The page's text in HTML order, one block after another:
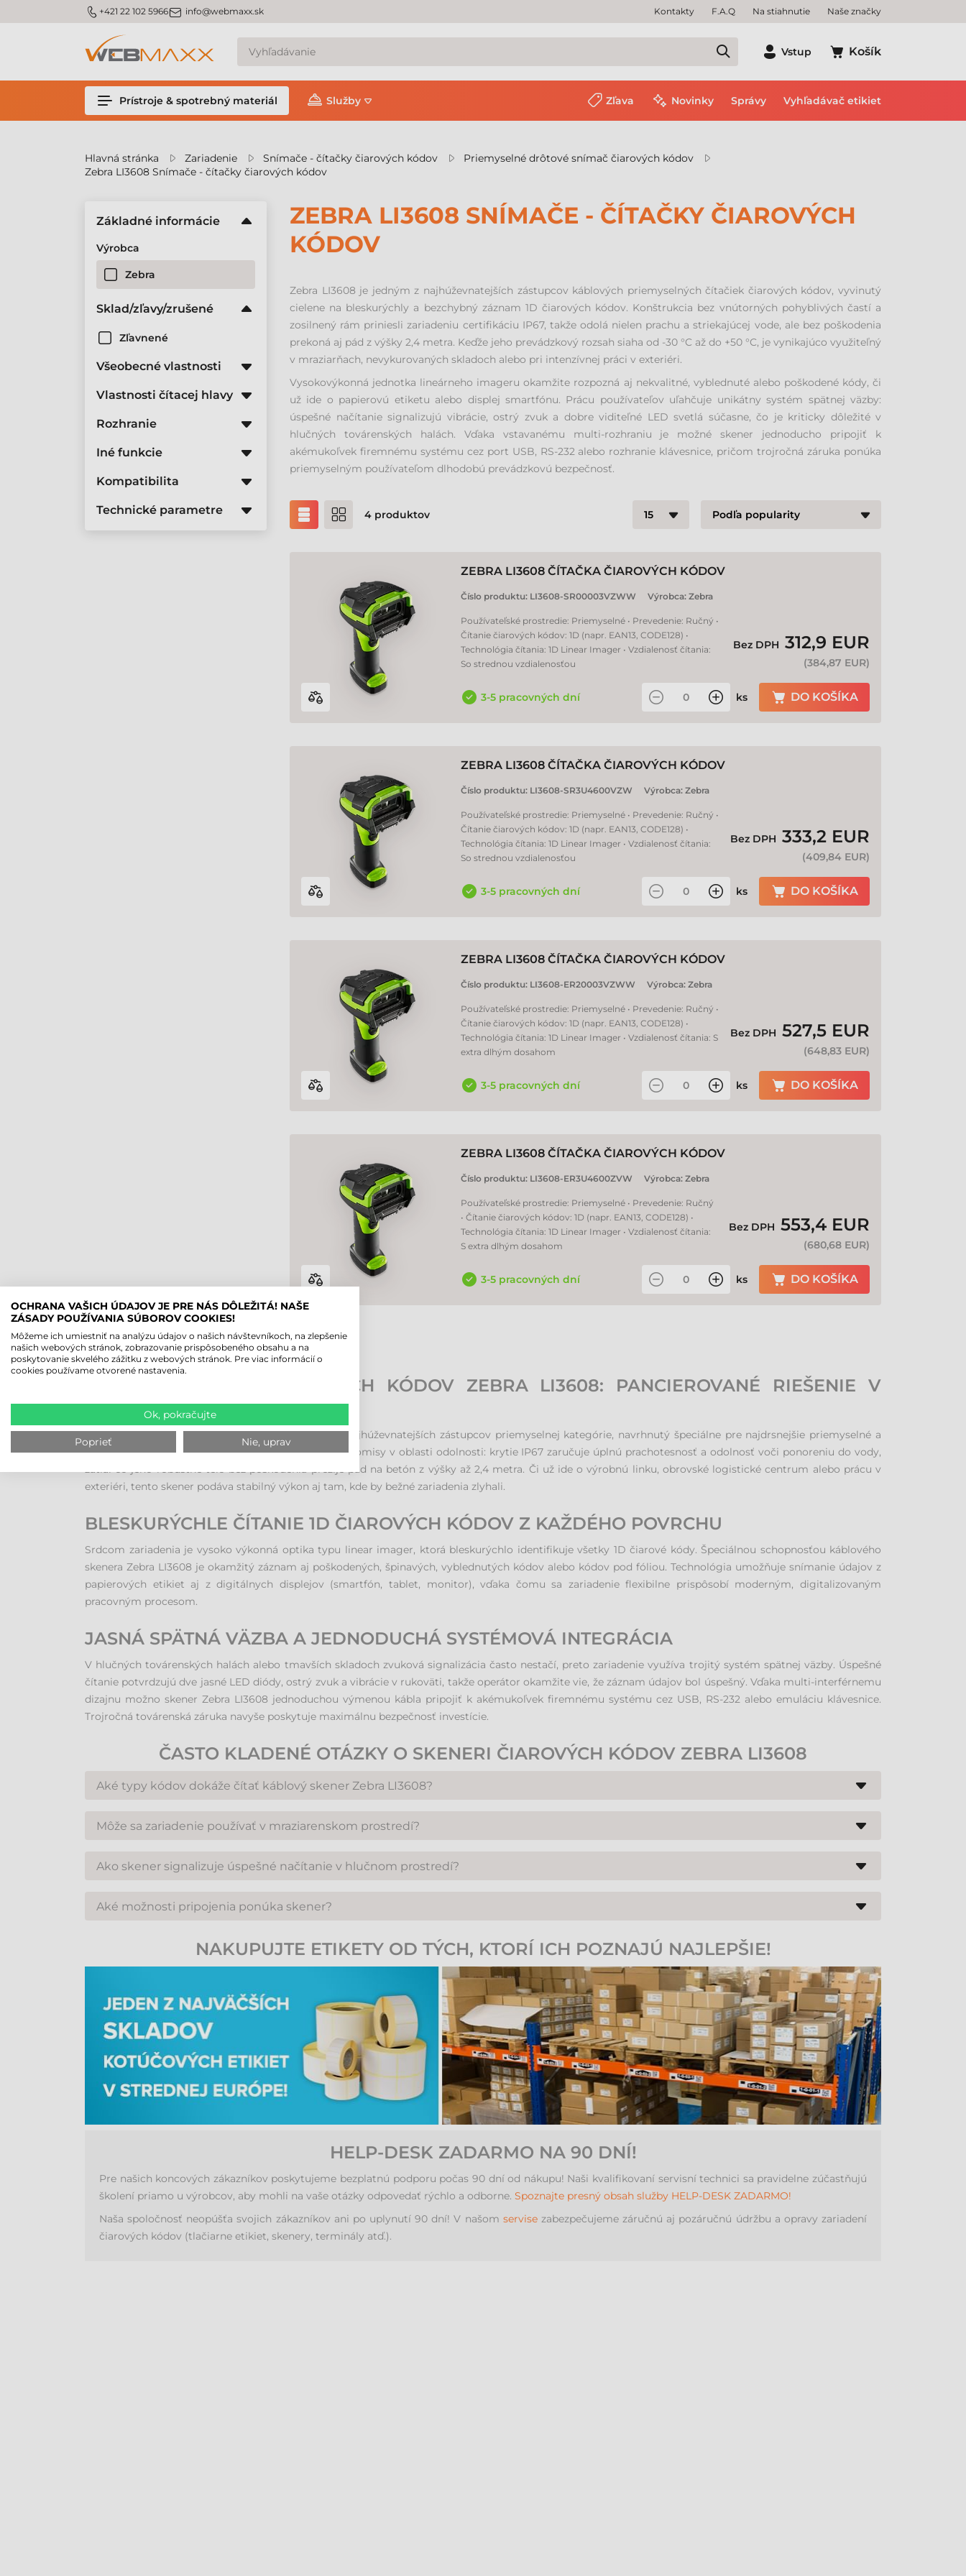
m_phone +421 22 102 5966m_email info@webmaxx.sk Kontakty F.A.Q Na stiahnutie Naše značky
Vstup Košík
Prístroje & spotrebný materiál Služby Zľava Novinky Správy Vyhľadávač etikiet
Hlavná stránka Zariadenie Snímače - čítačky čiarových kódov
Priemyselné drôtové snímač čiarových kódov
Zebra LI3608 Snímače - čítačky čiarových kódov
ZEBRA LI3608 SNÍMAČE - ČÍTAČKY ČIAROVÝCH
KÓDOV
Zebra LI3608 je jedným z najhúževnatejších zástupcov káblových priemyselných čítačiek čiarových kódov, vyvinutý
cielene na bleskurýchly a bezchybný záznam 1D čiarových kódov. Konštrukcia bez vnútorných pohyblivých častí a
zosilnený rám priniesli zariadeniu certifikáciu IP67, takže odolá nielen prachu a striekajúcej vode, ale bez poškodenia
prekoná aj pád z výšky 2,4 metra. Keďže jeho prevádzkový rozsah siaha od -30 °C až do +50 °C, je vynikajúco využiteľný
v mraziarňach, nevykurovaných skladoch alebo pri intenzívnej práci v exteriéri.
Vysokovýkonná jednotka lineárneho imageru okamžite rozpozná aj nekvalitné, vyblednuté alebo poškodené kódy, či
už ide o papierovú etiketu alebo displej smartfónu. Prácu používateľov uľahčuje unikátny systém spätnej väzby:
úspešné načítanie signalizujú vibrácie, ostrý zvuk a dobre viditeľné LED svetlá súčasne, čo je kriticky dôležité v
hlučných továrenských halách. Vďaka vstavanému multi-rozhraniu je možné skener jednoducho pripojiť k
akémukoľvek firemnému systému cez port USB, RS-232 alebo rozhranie klávesnice, pričom trojročná záruka ponúka
priemyselným používateľom dlhodobú prevádzkovú bezpečnosť.
4 produktov
ZEBRA LI3608 ČÍTAČKA ČIAROVÝCH KÓDOV
Číslo produktu: LI3608-SR00003VZWW Výrobca: Zebra
Používateľské prostredie: Priemyselné • Prevedenie: Ručný •
Čítanie čiarových kódov: 1D (napr. EAN13, CODE128) •
Technológia čítania: 1D Linear Imager • Vzdialenosť čítania:
So strednou vzdialenosťou
Bez DPH 312,9 EUR
(384,87 EUR)
3-5 pracovných dní ks DO KOŠÍKA
ZEBRA LI3608 ČÍTAČKA ČIAROVÝCH KÓDOV
Číslo produktu: LI3608-SR3U4600VZW Výrobca: Zebra
Používateľské prostredie: Priemyselné • Prevedenie: Ručný •
Čítanie čiarových kódov: 1D (napr. EAN13, CODE128) •
Technológia čítania: 1D Linear Imager • Vzdialenosť čítania:
So strednou vzdialenosťou
Bez DPH 333,2 EUR
(409,84 EUR)
3-5 pracovných dní ks DO KOŠÍKA
ZEBRA LI3608 ČÍTAČKA ČIAROVÝCH KÓDOV
Číslo produktu: LI3608-ER20003VZWW Výrobca: Zebra
Používateľské prostredie: Priemyselné • Prevedenie: Ručný •
Čítanie čiarových kódov: 1D (napr. EAN13, CODE128) •
Technológia čítania: 1D Linear Imager • Vzdialenosť čítania: S
extra dlhým dosahom
Bez DPH 527,5 EUR
(648,83 EUR)
3-5 pracovných dní ks DO KOŠÍKA
ZEBRA LI3608 ČÍTAČKA ČIAROVÝCH KÓDOV
Číslo produktu: LI3608-ER3U4600ZVW Výrobca: Zebra
Používateľské prostredie: Priemyselné • Prevedenie: Ručný
• Čítanie čiarových kódov: 1D (napr. EAN13, CODE128) •
Technológia čítania: 1D Linear Imager • Vzdialenosť čítania:
S extra dlhým dosahom
Bez DPH 553,4 EUR
(680,68 EUR)
3-5 pracovných dní ks DO KOŠÍKA
Základné informácie
Výrobca
Zebra
Sklad/zľavy/zrušené
Zľavnené
Všeobecné vlastnosti
Vlastnosti čítacej hlavy
Rozhranie
Iné funkcie
Kompatibilita
Technické parametre
KÁBLOVÝ SKENER ČIAROVÝCH KÓDOV ZEBRA LI3608: PANCIEROVANÉ RIEŠENIE V
ZÁZNAME 1D ÚDAJOV
Skener čiarových kódov Zebra LI3608 je jedným z najhúževnatejších zástupcov priemyselnej kategórie, navrhnutý špeciálne pre najdrsnejšie priemyselné a
skladové podmienky. Toto zariadenie nepozná kompromisy v oblasti odolnosti: krytie IP67 zaručuje úplnú prachotesnosť a odolnosť voči ponoreniu do vody,
zatiaľ čo jeho robustné telo bez poškodenia prežije pád na betón z výšky až 2,4 metra. Či už ide o výrobnú linku, obrovské logistické centrum alebo prácu v
exteriéri, tento skener podáva stabilný výkon aj tam, kde by bežné zariadenia zlyhali.
BLESKURÝCHLE ČÍTANIE 1D ČIAROVÝCH KÓDOV Z KAŽDÉHO POVRCHU
Srdcom zariadenia je vysoko výkonná optika typu linear imager, ktorá bleskurýchlo identifikuje všetky 1D čiarové kódy. Špeciálnou schopnosťou káblového
skenera Zebra LI3608 je okamžitý záznam aj poškodených, špinavých, vyblednutých kódov alebo kódov pod fóliou. Technológia umožňuje snímanie údajov z
papierových etikiet aj z digitálnych displejov (smartfón, tablet, monitor), vďaka čomu sa zariadenie flexibilne prispôsobí moderným, digitalizovaným
pracovným procesom.
JASNÁ SPÄTNÁ VÄZBA A JEDNODUCHÁ SYSTÉMOVÁ INTEGRÁCIA
V hlučných továrenských halách alebo tmavších skladoch zvuková signalizácia často nestačí, preto zariadenie využíva trojitý systém spätnej väzby. Úspešné
čítanie potvrdzujú dve jasné LED diódy, ostrý zvuk a vibrácie v rukoväti, takže operátor okamžite vie, že záznam údajov bol úspešný. Vďaka multi-interférnemu
dizajnu možno skener Zebra LI3608 jednoduchou výmenou kábla pripojiť k akémukoľvek firemnému systému cez USB, RS-232 alebo emuláciu klávesnice.
Trojročná továrenská záruka navyše poskytuje maximálnu bezpečnosť investície.
ČASTO KLADENÉ OTÁZKY O SKENERI ČIAROVÝCH KÓDOV ZEBRA LI3608
Aké typy kódov dokáže čítať káblový skener Zebra LI3608?
aj kódy zobrazené na displejoch mobilných telefónov alebo monitorov.
Môže sa zariadenie používať v mraziarenskom prostredí?
mraziarenských skladov alebo na zimné exteriérové nakladacie práce.
Ako skener signalizuje úspešné načítanie v hlučnom prostredí?
rukoväti, takže sa dá bezpečne používať aj pri hlučných strojoch.
Aké možnosti pripojenia ponúka skener?
stačí vymeniť iba komunikačný kábel.NAKUPUJTE ETIKETY OD TÝCH, KTORÍ ICH POZNAJÚ NAJLEPŠIE!
HELP-DESK ZADARMO NA 90 DNÍ!
Pre našich koncových zákazníkov poskytujeme bezplatnú podporu počas 90 dní od nákupu! Naši kvalifikovaní servisní technici sa pravidelne zúčastňujú
školení priamo u výrobcov, aby mohli na vaše otázky odpovedať rýchlo a odborne. Spoznajte presný obsah služby HELP-DESK ZADARMO!
Naša spoločnosť neopúšťa svojich zákazníkov ani po uplynutí 90 dní! V našom servisezabezpečujeme záručnú aj pozáručnú údržbu a opravy zariadení
čiarových kódov (tlačiarne etikiet, skenery, terminály atď.).
OCHRANA VAŠICH ÚDAJOV JE PRE NÁS DÔLEŽITÁ! NAŠE
ZÁSADY POUŽÍVANIA SÚBOROV COOKIES!
Môžeme ich umiestniť na analýzu údajov o našich návštevníkoch, na zlepšenie
našich webových stránok, zobrazovanie prispôsobeného obsahu a na
poskytovanie skvelého zážitku z webových stránok. Pre viac informácií o
cookies používame otvorené nastavenia.
Ok, pokračujte
Poprieť Nie, uprav